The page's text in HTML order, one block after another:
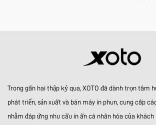
Trong gần hai thập kỷ qua, XOTO đã dành trọn tâm
phát triển, sản xuất và bán máy in phun, cung cấp
nhằm đáp ứng nhu cầu in ấn cá nhân hóa của